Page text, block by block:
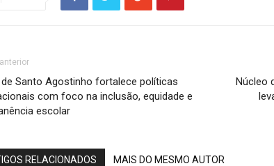
Santo Agostinho fortalece políticas
com foco na inclusão, equidade e
escolar
Núcleo
RELACIONADOS MAIS DO MESMO AUTOR